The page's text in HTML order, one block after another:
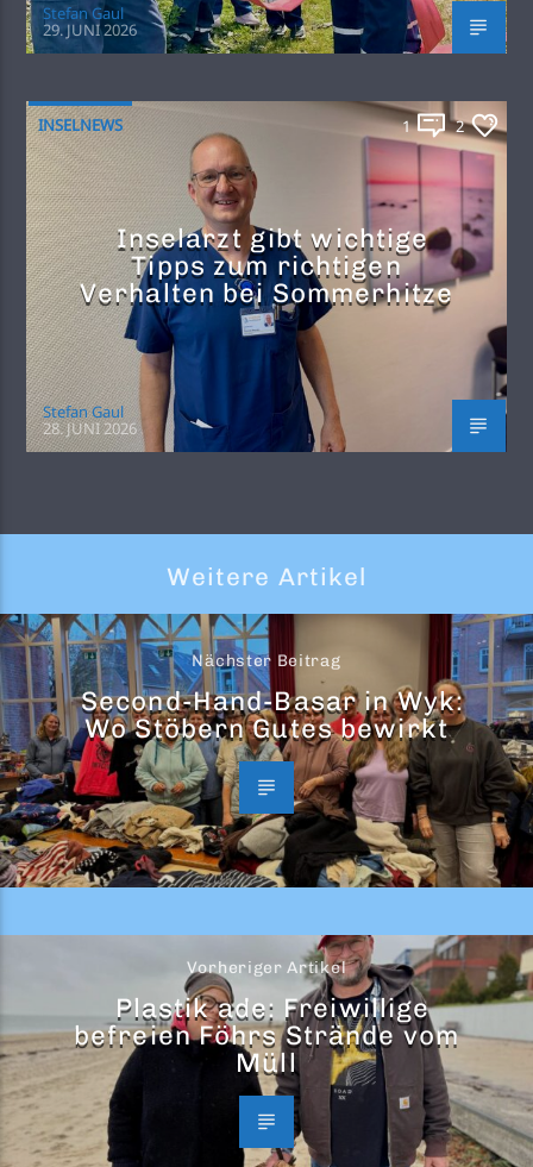
Stefan Gaul
29. JUNI 2026
INSELNEWS 1 2
Inselarzt gibt wichtige
Tipps zum richtigen
Verhalten bei Sommerhitze
Stefan Gaul
28. JUNI 2026
Weitere Artikel
Nächster Beitrag
Second-Hand-Basar in Wyk:
Wo Stöbern Gutes bewirkt
Vorheriger Artikel
Plastik ade: Freiwillige
befreien Föhrs Strände vom
Müll